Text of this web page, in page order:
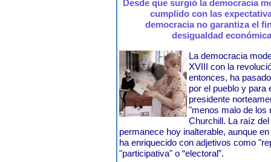
Desde que surgió la democracia
cumplido con las
democracia no garantiza el
desigualdad
La democracia
XVIII con la
entonces, ha
por el pueblo y para
presidente
"menos malo de los
Churchill. La raíz
permanece hoy inalterable, aunque
ha enriquecido con adjetivos como
"participativa" o “electoral”.